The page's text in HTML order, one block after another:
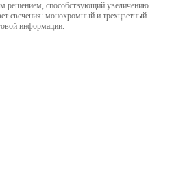
решением, способствующий увеличению
свечения: монохромный и трехцветный.
информации.